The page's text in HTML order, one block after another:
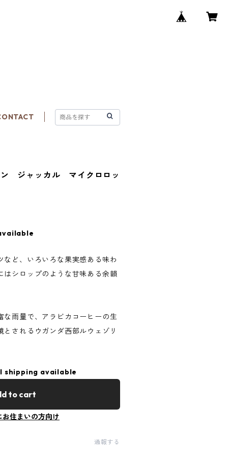
ジャッカル マイクロロッ
ど、いろいろな果実感ある味わ
はシロップのような甘味ある余韻
な雨量で、アラビカコーヒーの生
されるウガンダ西部ルウェゾリ
shipping available
to cart
お住まいの方向け
通報する